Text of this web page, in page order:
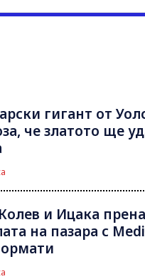
гигант от
че златото ще
и Ицака
на пазара с